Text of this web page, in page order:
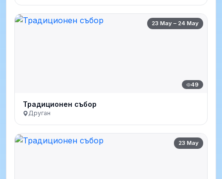
23 May – 24 May
49
Традиционен събор
Друган
23 May